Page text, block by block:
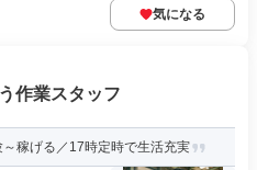
気になる
作業スタッフ
稼げる／17時定時で生活充実